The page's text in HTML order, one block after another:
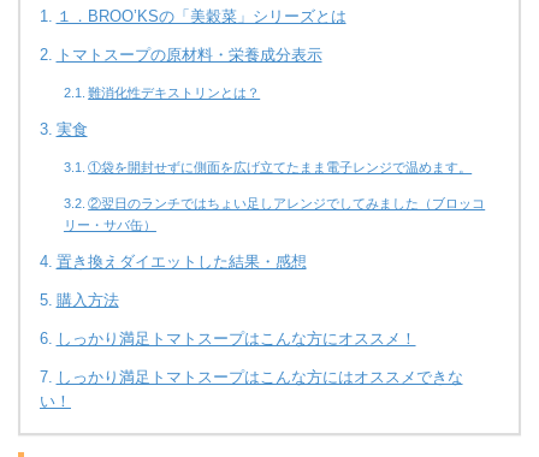
１．BROO’KSの「美穀菜」シリーズとは
トマトスープの原材料・栄養成分表示
難消化性デキストリンとは？
実食
①袋を開封せずに側面を広げ立てたまま電子レンジで温めます。
②翌日のランチではちょい足しアレンジでしてみました（ブロッコ
リー・サバ缶）
置き換えダイエットした結果・感想
購入方法
しっかり満足トマトスープはこんな方にオススメ！
しっかり満足トマトスープはこんな方にはオススメできな
い！